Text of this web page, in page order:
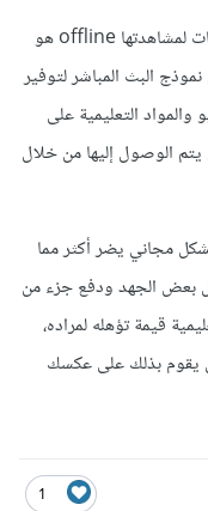
والسبب الرئيسي لعدم السماح بتحميل الكورسات لمشاهدتها offline هو
البث المباشر لتوفير
التعليمية على
يتم الوصول إليها من خلال
مجاني يضر أكثر مما
بعض الجهد ودفع جزء من
قيمة تؤهله لمراده،
يقوم بذلك على عكسك
1